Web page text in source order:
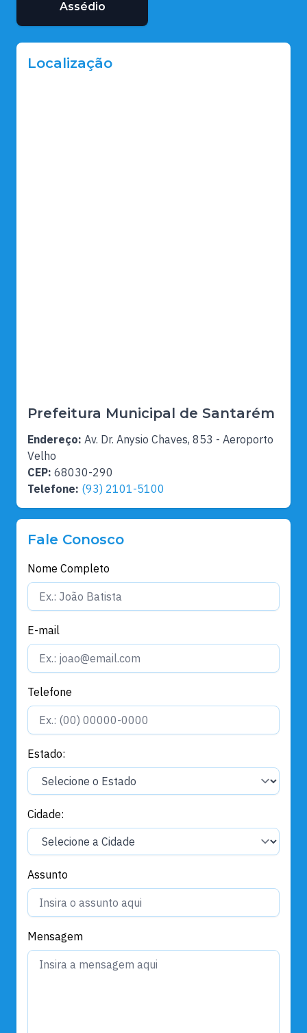
Assédio
Localização
Prefeitura Municipal de Santarém
Endereço: Av. Dr. Anysio Chaves, 853 - Aeroporto
Velho
CEP: 68030-290
Telefone: (93) 2101-5100
Fale Conosco
Nome Completo
E-mail
Telefone
Estado:
Cidade:
Assunto
Mensagem